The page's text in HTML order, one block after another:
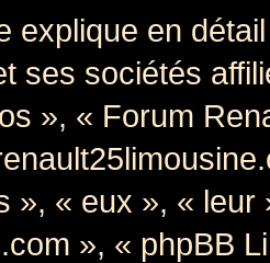
explique en
ses sociétés
», « Forum
», « eux », « leur
», « phpBB